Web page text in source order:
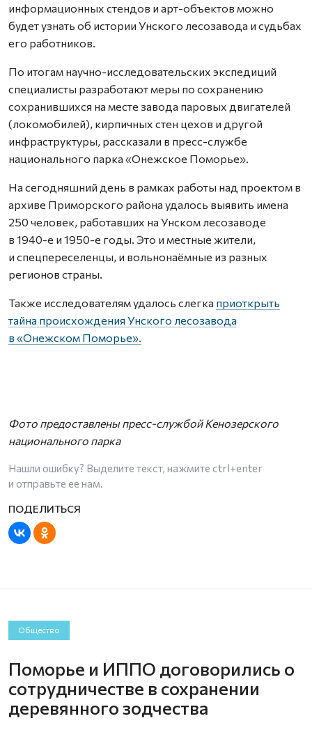
информационных стендов и арт-объектов можно
будет узнать об истории Унского лесозавода и судьбах
его работников.
По итогам научно-исследовательских экспедиций
специалисты разработают меры по сохранению
сохранившихся на месте завода паровых двигателей
(локомобилей), кирпичных стен цехов и другой
инфраструктуры, рассказали в пресс-службе
национального парка «Онежское Поморье».
На сегодняшний день в рамках работы над проектом в
архиве Приморского района удалось выявить имена
250 человек, работавших на Унском лесозаводе
в 1940-е и 1950-е годы. Это и местные жители,
и спецпереселенцы, и вольнонаёмные из разных
регионов страны.
Также исследователям удалось слегка приоткрыть
тайна происхождения Унского лесозавода
в «Онежском Поморье».
Фото предоставлены пресс-службой Кенозерского
национального парка
Нашли ошибку? Выделите текст, нажмите ctrl+enter
и отправьте ее нам.
Общество
Поморье и ИППО договорились о
сотрудничестве в сохранении
деревянного зодчества